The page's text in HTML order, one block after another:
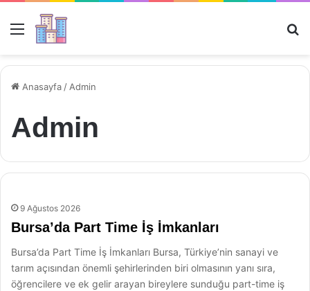
Menü
Anasayfa / Admin
Admin
9 Ağustos 2026
Bursa’da Part Time İş İmkanları
Bursa’da Part Time İş İmkanları Bursa, Türkiye’nin sanayi ve
tarım açısından önemli şehirlerinden biri olmasının yanı sıra,
öğrencilere ve ek gelir arayan bireylere sunduğu part-time iş